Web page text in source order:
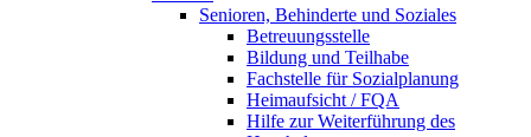
Senioren, Behinderte und Soziales
Betreuungsstelle
Bildung und Teilhabe
Fachstelle für Sozialplanung
Heimaufsicht / FQA
Hilfe zur Weiterführung des